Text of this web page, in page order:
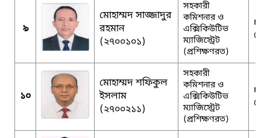
৯
মোহাম্মদ সাজ্জাদুর
রহমান
(২৭০০১০১)
সহকারী
কমিশনার ও
এক্সিকিউটিভ
ম্যাজিস্ট্রেট
(প্রশিক্ষণরত)
১০
মোহাম্মদ শফিকুল
ইসলাম
(২৭০০২১১)
সহকারী
কমিশনার ও
এক্সিকিউটিভ
ম্যাজিস্ট্রেট
(প্রশিক্ষণরত)